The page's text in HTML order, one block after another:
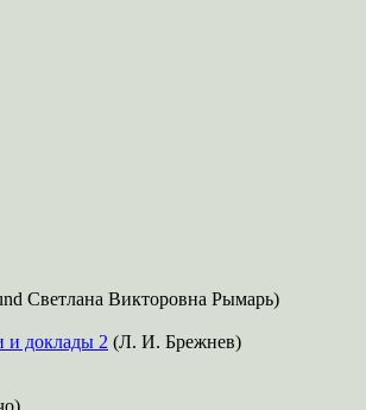
Светлана Викторовна Рымарь)
и доклады 2 (Л. И. Брежнев)